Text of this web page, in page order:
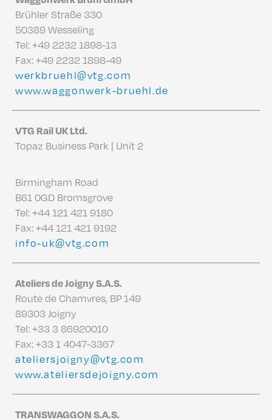
Brühler Straße 330
50389 Wesseling
Tel:+49 2232 1898-13
Fax: +49 2232 1898-49
werkbruehl@vtg.com
www.waggonwerk-bruehl.de
VTG Rail UK Ltd.
Topaz Business Park | Unit 2
Birmingham Road
B61 0GD Bromsgrove
Tel:+44 121 421 9180
Fax: +44 121 421 9192
info-uk@vtg.com
Ateliers de Joigny S.A.S.
Route de Chamvres, BP 149
89303 Joigny
Tel:+33 3 86920010
Fax: +33 1 4047-3367
ateliersjoigny@vtg.com
www.ateliersdejoigny.com
TRANSWAGGON S.A.S.